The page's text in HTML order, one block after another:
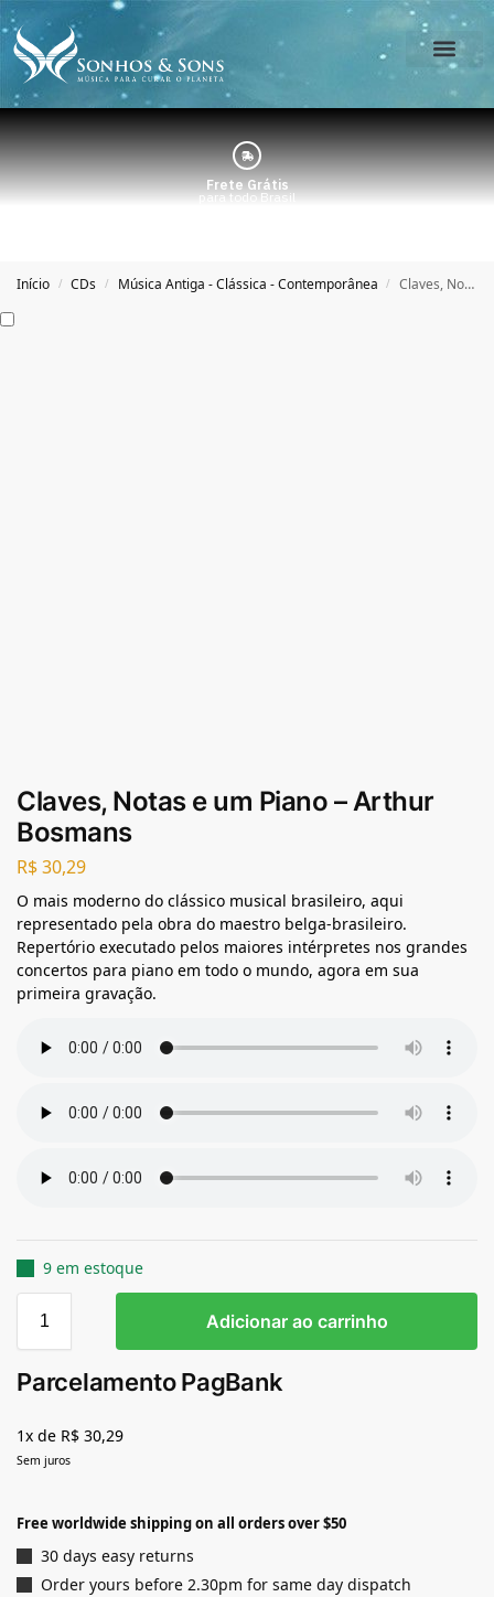
Frete Grátis
para todo Brasil
Início / CDs / Música Antiga - Clássica - Contemporânea / Claves, Notas e um Piano – Arthur Bosmans
Claves, Notas e um Piano – Arthur
Bosmans
R$30,29
O mais moderno do clássico musical brasileiro, aqui
representado pela obra do maestro belga-brasileiro.
Repertório executado pelos maiores intérpretes nos grandes
concertos para piano em todo o mundo, agora em sua
primeira gravação.
9 em estoque
Adicionar ao carrinho
Parcelamento PagBank
1x de R$ 30,29
Sem juros
Free worldwide shipping on all orders over $50
30 days easy returns
Order yours before 2.30pm for same day dispatch